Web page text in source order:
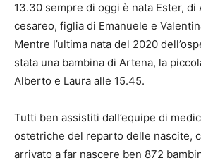
13.30 sempre di oggi è nata Ester,
cesareo, figlia di Emanuele e
Mentre l’ultima nata del 2020
stata una bambina di Artena, la
Alberto e Laura alle 15.45.
Tutti ben assistiti dall’equipe di
ostetriche del reparto delle nascite,
arrivato a far nascere ben 872